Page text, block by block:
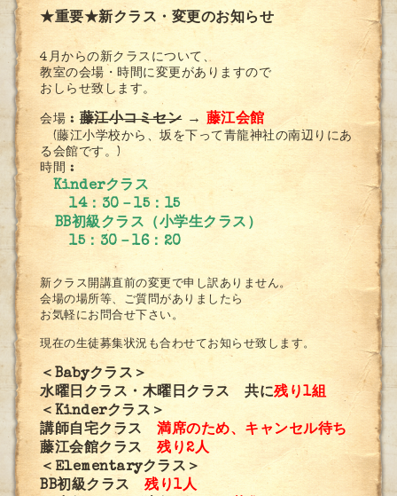
★重要★新クラス・変更のお知らせ
4月からの新クラスについて、
教室の会場・時間に変更がありますので
おしらせ致します。
会場 : 藤江小コミセン→ 藤江会館
(藤江小学校から、坂を下って青龍神社の南辺りにあ
る会館です。)
時間 :
Kinderクラス
14：30－15：15
BB初級クラス（小学生クラス）
15：30－16：20
新クラス開講直前の変更で申し訳ありません。
会場の場所等、ご質問がありましたら
お気軽にお問合せ下さい。
現在の生徒募集状況も合わせてお知らせ致します。
＜Babyクラス＞
水曜日クラス・木曜日クラス 共に残り1組
＜Kinderクラス＞
講師自宅クラス満席のため、キャンセル待ち
藤江会館クラス残り2人
＜Elementaryクラス＞
BB初級クラス残り1人